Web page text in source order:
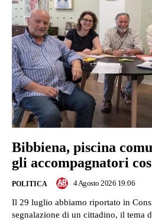
Bibbiena, piscina
gli accompagnatori
POLITICA 4 Agosto 2026 19:06
Il 29 luglio abbiamo riportato in
segnalazione di un cittadino, il tema